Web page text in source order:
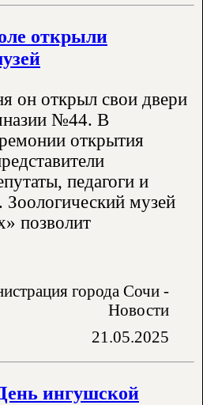
открыли
он открыл свои двери
№44. В
открытия
педагоги и
Зоологический музей
позволит
города Сочи -
Новости
21.05.2025
ингушской